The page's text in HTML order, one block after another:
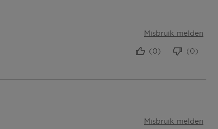
Misbruik melden
(0)
(0)
Misbruik melden